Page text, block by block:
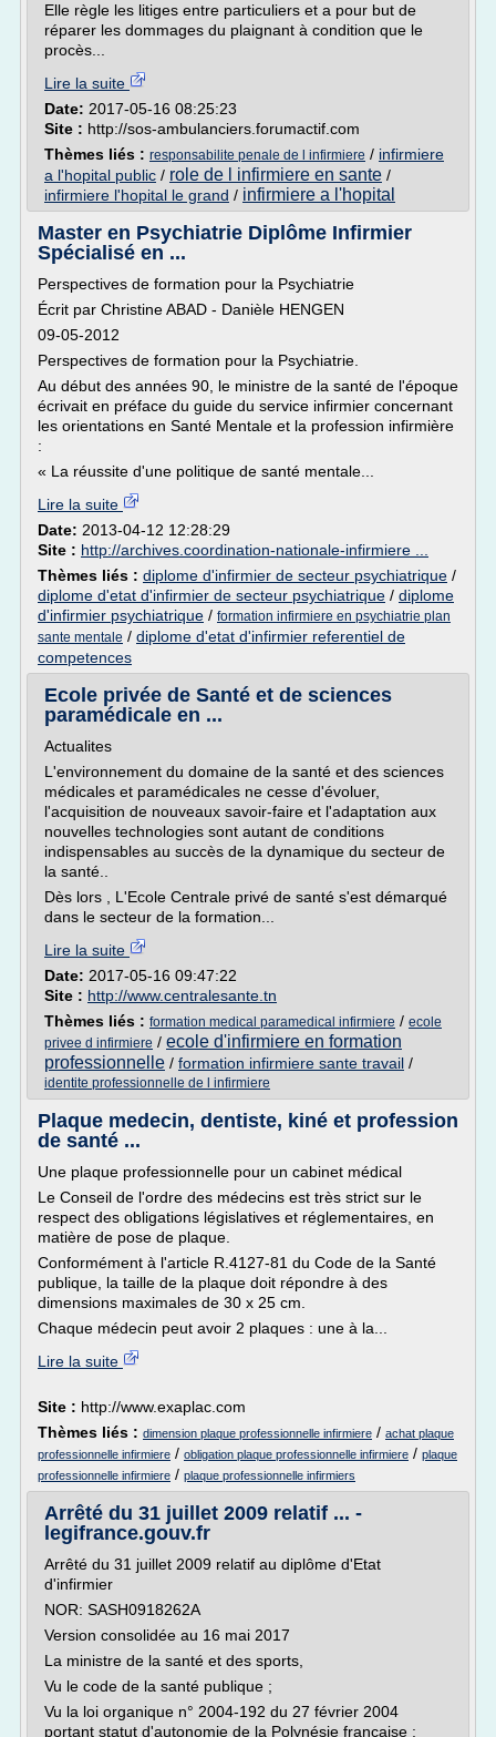
Elle règle les litiges entre particuliers et a pour but de
réparer les dommages du plaignant à condition que le
procès...
Lire la suite
Date: 2017-05-16 08:25:23
Site : http://sos-ambulanciers.forumactif.com
Thèmes liés : responsabilite penale de l infirmiere / infirmiere
a l'hopital public / role de l infirmiere en sante /
infirmiere l'hopital le grand / infirmiere a l'hopital
Master en Psychiatrie Diplôme Infirmier
Spécialisé en ...
Perspectives de formation pour la Psychiatrie
Écrit par Christine ABAD - Danièle HENGEN
09-05-2012
Perspectives de formation pour la Psychiatrie.
Au début des années 90, le ministre de la santé de l'époque
écrivait en préface du guide du service infirmier concernant
les orientations en Santé Mentale et la profession infirmière
:
« La réussite d'une politique de santé mentale...
Lire la suite
Date: 2013-04-12 12:28:29
Site : http://archives.coordination-nationale-infirmiere ...
Thèmes liés : diplome d'infirmier de secteur psychiatrique /
diplome d'etat d'infirmier de secteur psychiatrique / diplome
d'infirmier psychiatrique / formation infirmiere en psychiatrie plan
sante mentale / diplome d'etat d'infirmier referentiel de
competences
Ecole privée de Santé et de sciences
paramédicale en ...
Actualites
L'environnement du domaine de la santé et des sciences
médicales et paramédicales ne cesse d'évoluer,
l'acquisition de nouveaux savoir-faire et l'adaptation aux
nouvelles technologies sont autant de conditions
indispensables au succès de la dynamique du secteur de
la santé..
Dès lors , L'Ecole Centrale privé de santé s'est démarqué
dans le secteur de la formation...
Lire la suite
Date: 2017-05-16 09:47:22
Site : http://www.centralesante.tn
Thèmes liés : formation medical paramedical infirmiere / ecole
privee d infirmiere / ecole d'infirmiere en formation
professionnelle / formation infirmiere sante travail /
identite professionnelle de l infirmiere
Plaque medecin, dentiste, kiné et profession
de santé ...
Une plaque professionnelle pour un cabinet médical
Le Conseil de l'ordre des médecins est très strict sur le
respect des obligations législatives et réglementaires, en
matière de pose de plaque.
Conformément à l'article R.4127-81 du Code de la Santé
publique, la taille de la plaque doit répondre à des
dimensions maximales de 30 x 25 cm.
Chaque médecin peut avoir 2 plaques : une à la...
Lire la suite
Site : http://www.exaplac.com
Thèmes liés : dimension plaque professionnelle infirmiere / achat plaque
professionnelle infirmiere / obligation plaque professionnelle infirmiere / plaque
professionnelle infirmiere / plaque professionnelle infirmiers
Arrêté du 31 juillet 2009 relatif ... -
legifrance.gouv.fr
Arrêté du 31 juillet 2009 relatif au diplôme d'Etat
d'infirmier
NOR: SASH0918262A
Version consolidée au 16 mai 2017
La ministre de la santé et des sports,
Vu le code de la santé publique ;
Vu la loi organique n° 2004-192 du 27 février 2004
portant statut d'autonomie de la Polynésie française ;